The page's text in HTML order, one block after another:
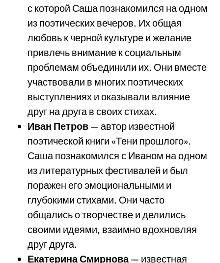
с которой Саша познакомился на одном
из поэтических вечеров. Их общая
любовь к черной культуре и желание
привлечь внимание к социальным
проблемам объединили их. Они вместе
участвовали в многих поэтических
выступлениях и оказывали влияние
друг на друга в своих стихах.
Иван Петров — автор известной
поэтической книги «Тени прошлого».
Саша познакомился с Иваном на одном
из литературных фестивалей и был
поражен его эмоциональными и
глубокими стихами. Они часто
общались о творчестве и делились
своими идеями, взаимно вдохновляя
друг друга.
Екатерина Смирнова— известная